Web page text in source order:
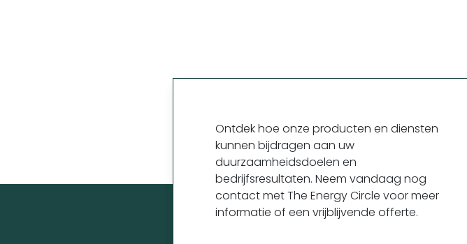
Ontdek hoe onze producten en diensten
kunnen bijdragen aan uw
duurzaamheidsdoelen en
bedrijfsresultaten. Neem vandaag nog
contact met The Energy Circle voor meer
informatie of een vrijblijvende offerte.